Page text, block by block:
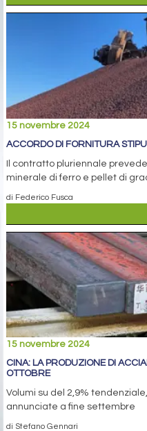
15 novembre 2024
ACCORDO DI FORNITURA
Il contratto pluriennale
minerale di ferro e pellet di
di Federico Fusca
15 novembre 2024
CINA: LA PRODUZIONE DI
OTTOBRE
Volumi su del 2,9%
annunciate a fine settembre
di Stefano Gennari